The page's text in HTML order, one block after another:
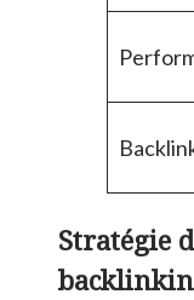
Stratégie